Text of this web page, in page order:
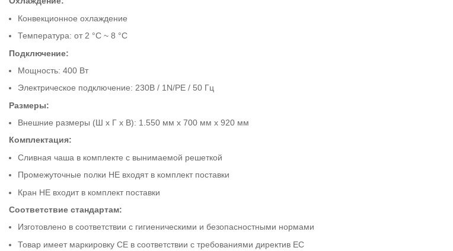
Конвекционное охлаждение
Температура: от 2 °C ~ 8 °C
Подключение:
Мощность: 400 Вт
Электрическое подключение: 230В / 1N/PE / 50 Гц
Размеры:
Внешние размеры (Ш x Г x В): 1.550 мм x 700 мм x 920 мм
Комплектация:
Сливная чаша в комплекте с вынимаемой решеткой
Промежуточные полки НЕ входят в комплект поставки
Кран НЕ входит в комплект поставки
Соответствие стандартам:
Изготовлено в соответствии с гигиеническими и безопасностными нормами
Товар имеет маркировку CE в соответствии с требованиями директив ЕС